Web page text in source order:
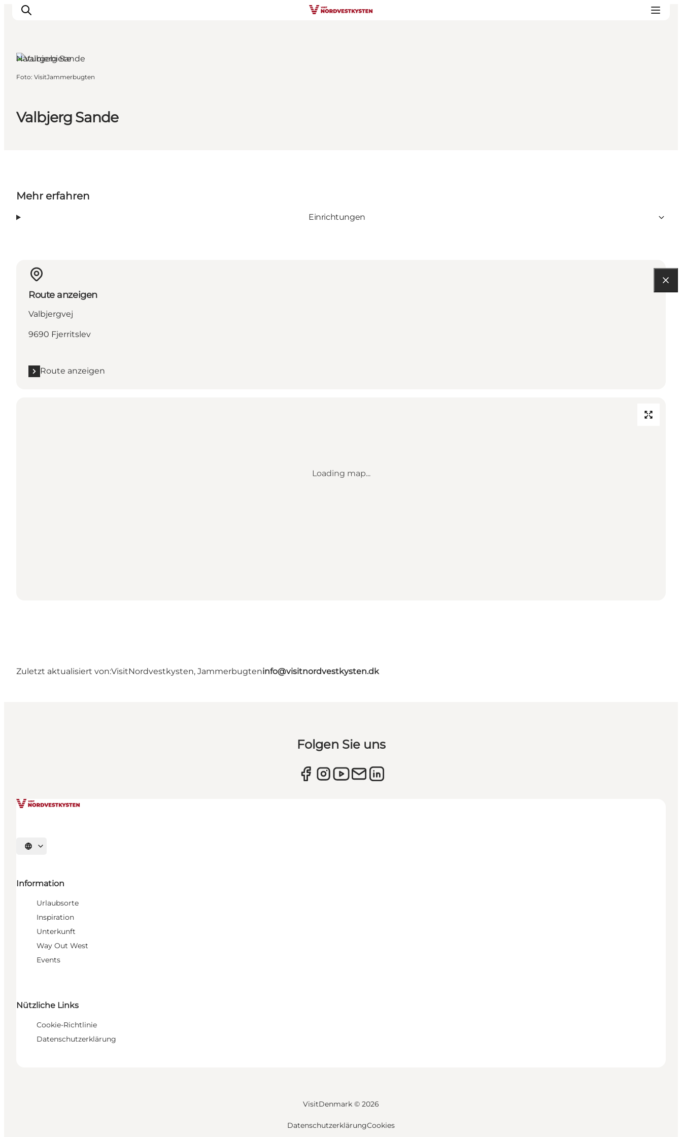
Events
Unterkunft
Valbjerg Sande
Naturgebiete
Foto: VisitJammerbugten
Mehr erfahren
Einrichtungen
Route anzeigen
Valbjergvej
9690 Fjerritslev
Route anzeigen
Loading map...
Zuletzt aktualisiert von:VisitNordvestkysten, Jammerbugteninfo@visitnordvestkysten.dk
Folgen Sie uns
Sprache auswählen
Information
Urlaubsorte
Inspiration
Unterkunft
Way Out West
Events
Nützliche Links
Cookie-Richtlinie
Datenschutzerklärung
VisitDenmark © 2026
DatenschutzerklärungCookies